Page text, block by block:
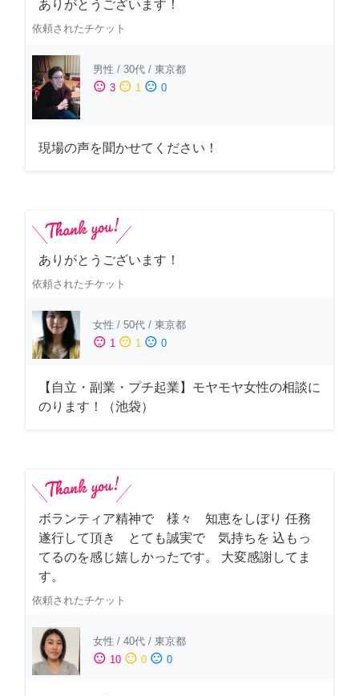
ありがとうございます！
依頼されたチケット
男性 / 30代 / 東京都
sentiment_satisfied 3 sentiment_neutral 1 sentiment_dissatisfied 0
現場の声を聞かせてください！
ありがとうございます！
依頼されたチケット
女性 / 50代 / 東京都
sentiment_satisfied 1 sentiment_neutral 1 sentiment_dissatisfied 0
【自立・副業・プチ起業】モヤモヤ女性の相談に
のります！（池袋）
ボランティア精神で 様々 知恵をしぼり 任務
遂行して頂き とても誠実で 気持ちを 込もっ
てるのを感じ嬉しかったです。 大変感謝してま
す。
依頼されたチケット
女性 / 40代 / 東京都
sentiment_satisfied 10 sentiment_neutral 0 sentiment_dissatisfied 0